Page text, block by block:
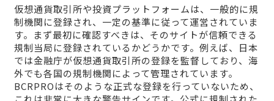
仮想通貨取引所や投資プラットフォームは、一般的に規
制機関に登録され、一定の基準に従って運営されていま
す。まず最初に確認すべきは、そのサイトが信頼できる
規制当局に登録されているかどうかです。例えば、日本
では金融庁が仮想通貨取引所の登録を監督しており、海
外でも各国の規制機関によって管理されています。
BCRPROはそのような正式な登録を行っていないため、